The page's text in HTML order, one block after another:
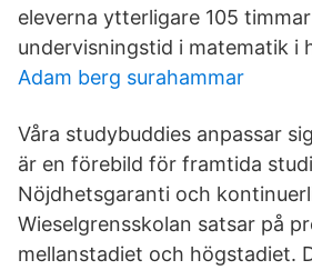
eleverna ytterligare 105
undervisningstid i matematik i
Adam berg surahammar
Våra studybuddies anpassar
är en förebild för framtida
Nöjdhetsgaranti och
Wieselgrensskolan satsar på
mellanstadiet och högstadiet.